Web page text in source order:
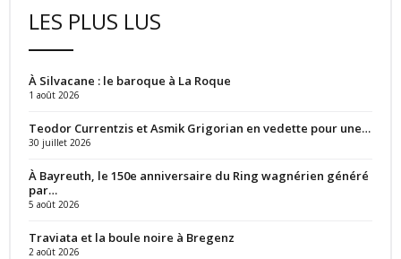
LES PLUS LUS
À Silvacane : le baroque à La Roque
1 août 2026
Teodor Currentzis et Asmik Grigorian en vedette pour une…
30 juillet 2026
À Bayreuth, le 150e anniversaire du Ring wagnérien généré
par…
5 août 2026
Traviata et la boule noire à Bregenz
2 août 2026